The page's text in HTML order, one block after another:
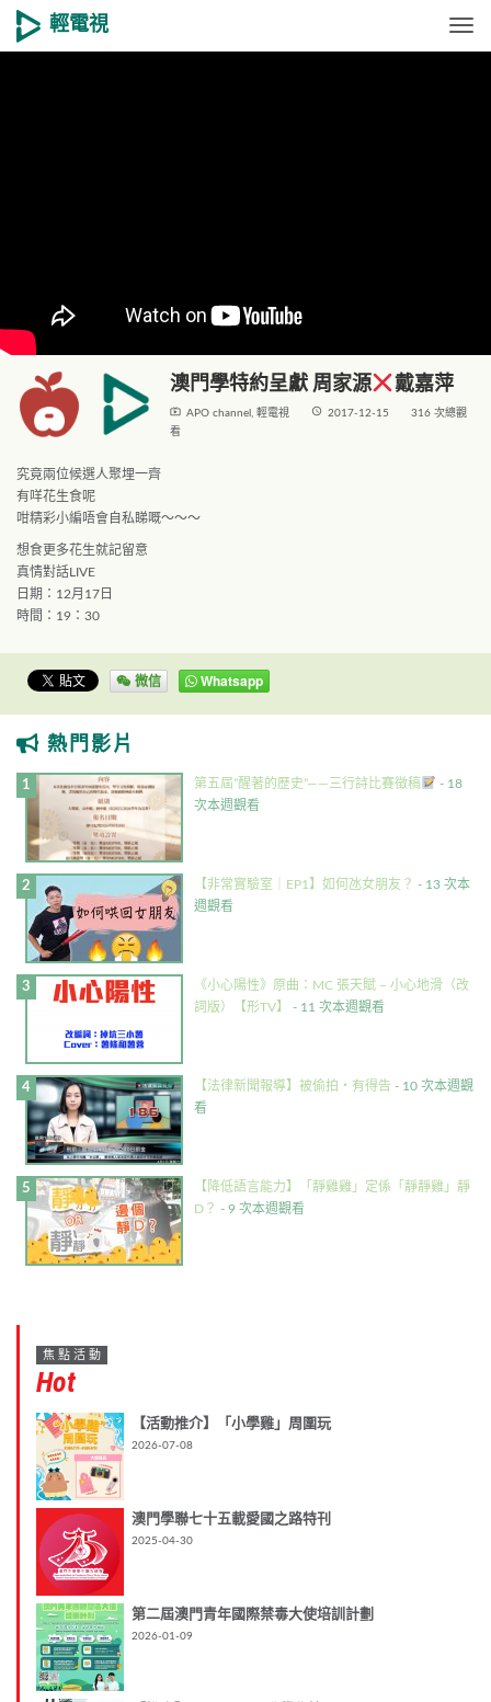
輕電視
澳門學特約呈獻 周家源 戴嘉萍
live_tv APO channel , 輕電視 access_time 2017-12-15
316 次總觀
看
究竟兩位候選人聚埋一齊
有咩花生食呢
咁精彩小編唔會自私睇嘅～～～
想食更多花生就記留意
真情對話LIVE
日期：12月17日
時間：19：30
微信 Whatsapp
熱門影片
第五屆”醒著的歷史”——三行詩比賽徵稿
- 18
次本週觀看
【非常實驗室｜EP1】如何氹女朋友？ - 13 次本
週觀看
《小心陽性》原曲：MC 張天賦 – 小心地滑（改
詞版）【形TV】 - 11 次本週觀看
【法律新聞報導】被偷拍・有得告 - 10 次本週觀
看
【降低語言能力】「靜雞雞」定係「靜靜雞」靜
D？ - 9 次本週觀看
焦點活動
Hot
【活動推介】「小學雞」周圍玩
2026-07-08
澳門學聯七十五載愛國之路特刊
2025-04-30
第二屆澳門青年國際禁毒大使培訓計劃
2026-01-09